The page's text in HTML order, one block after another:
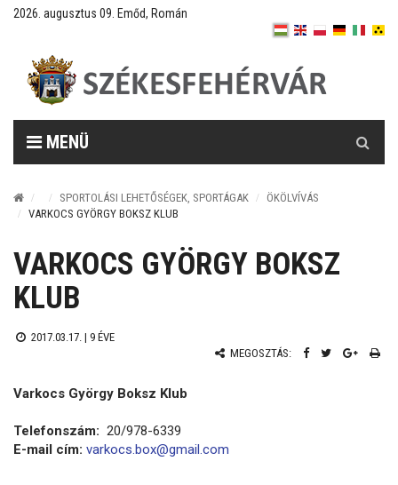
2026. augusztus 09. Emőd, Román
MENÜ
SPORTOLÁSI LEHETŐSÉGEK, SPORTÁGAK
ÖKÖLVÍVÁS
VARKOCS GYÖRGY BOKSZ KLUB
VARKOCS GYÖRGY BOKSZ
KLUB
2017.03.17. | 9 ÉVE
MEGOSZTÁS:
Varkocs György Boksz Klub
Telefonszám: 20/978-6339
E-mail cím: varkocs.box@gmail.com